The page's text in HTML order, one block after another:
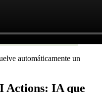
automáticamente un
Actions: IA que